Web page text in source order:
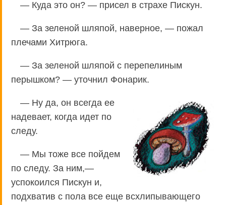
— Куда это он? — присел в страхе Пискун.
— За зеленой шляпой, наверное, — пожал
плечами Хитрюга.
— За зеленой шляпой с перепелиным
перышком? — уточнил Фонарик.
— Ну да, он всегда ее
надевает, когда идет по
следу.
— Мы тоже все пойдем
по следу. За ним,—
успокоился Пискун и,
подхватив с пола все еще всхлипывающего